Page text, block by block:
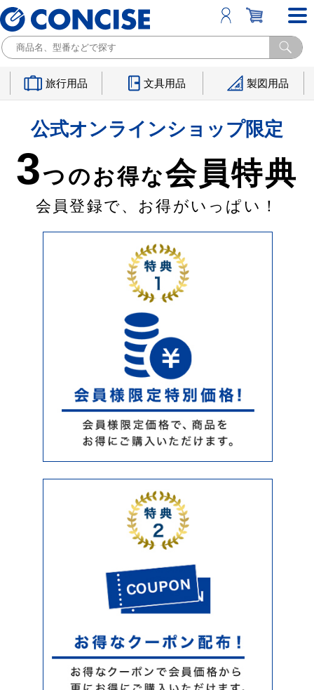
旅行用品 文具用品 製図用品
公式オンラインショップ限定
3つのお得な会員特典
会員登録で、お得がいっぱい！